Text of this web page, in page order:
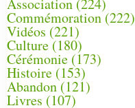
Commémoration(222)
Vidéos (221)
Culture(180)
Cérémonie (173)
Histoire (153)
Abandon(121)
Livres (107)